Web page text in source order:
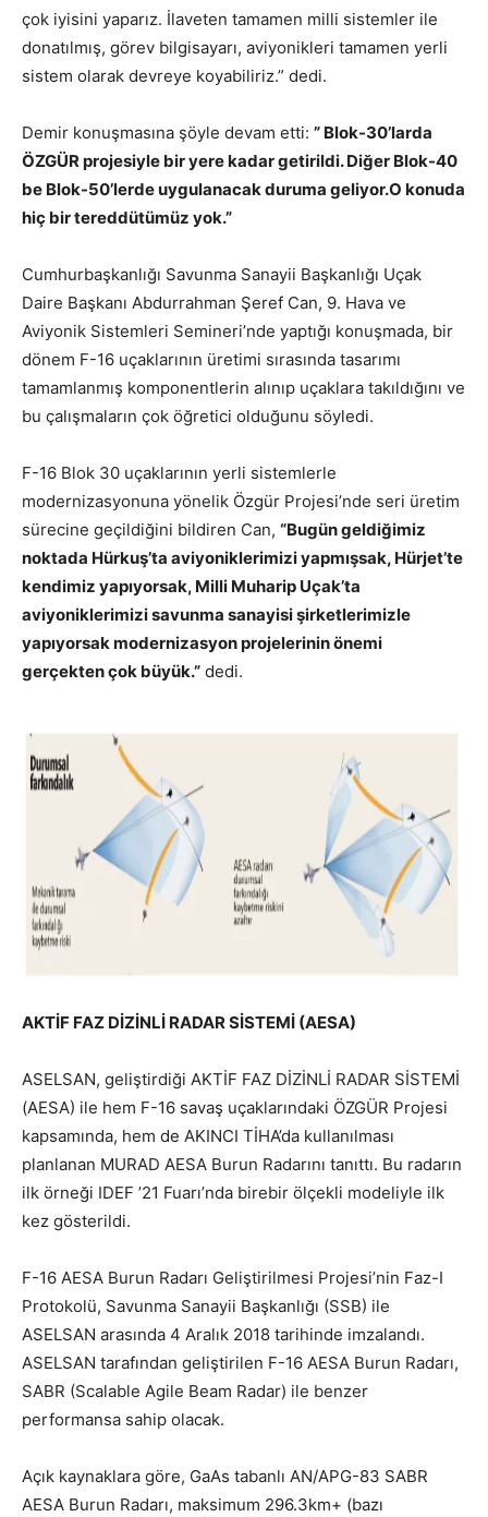
çok iyisini yaparız. İlaveten tamamen milli sistemler ile
donatılmış, görev bilgisayarı, aviyonikleri tamamen yerli
sistem olarak devreye koyabiliriz.” dedi.
Demir konuşmasına şöyle devam etti: ” Blok-30’larda
ÖZGÜR projesiyle bir yere kadar getirildi. Diğer Blok-40
be Blok-50’lerde uygulanacak duruma geliyor.O konuda
hiç bir tereddütümüz yok.”
Cumhurbaşkanlığı Savunma Sanayii Başkanlığı Uçak
Daire Başkanı Abdurrahman Şeref Can, 9. Hava ve
Aviyonik Sistemleri Semineri’nde yaptığı konuşmada, bir
dönem F-16 uçaklarının üretimi sırasında tasarımı
tamamlanmış komponentlerin alınıp uçaklara takıldığını ve
bu çalışmaların çok öğretici olduğunu söyledi.
F-16 Blok 30 uçaklarının yerli sistemlerle
modernizasyonuna yönelik Özgür Projesi’nde seri üretim
sürecine geçildiğini bildiren Can, “Bugün geldiğimiz
noktada Hürkuş’ta aviyoniklerimizi yapmışsak, Hürjet’te
kendimiz yapıyorsak, Milli Muharip Uçak’ta
aviyoniklerimizi savunma sanayisi şirketlerimizle
yapıyorsak modernizasyon projelerinin önemi
gerçekten çok büyük.” dedi.
AKTİF FAZ DİZİNLİ RADAR SİSTEMİ (AESA)
ASELSAN, geliştirdiği AKTİF FAZ DİZİNLİ RADAR SİSTEMİ
(AESA) ile hem F-16 savaş uçaklarındaki ÖZGÜR Projesi
kapsamında, hem de AKINCI TİHA’da kullanılması
planlanan MURAD AESA Burun Radarını tanıttı. Bu radarın
ilk örneği IDEF ’21 Fuarı’nda birebir ölçekli modeliyle ilk
kez gösterildi.
F-16 AESA Burun Radarı Geliştirilmesi Projesi’nin Faz-I
Protokolü, Savunma Sanayii Başkanlığı (SSB) ile
ASELSAN arasında 4 Aralık 2018 tarihinde imzalandı.
ASELSAN tarafından geliştirilen F-16 AESA Burun Radarı,
SABR (Scalable Agile Beam Radar) ile benzer
performansa sahip olacak.
Açık kaynaklara göre, GaAs tabanlı AN/APG-83 SABR
AESA Burun Radarı, maksimum 296.3km+ (bazı